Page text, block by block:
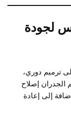
لجودة
ترميم دوري،
الجدران إصلاح
إلى إعادة